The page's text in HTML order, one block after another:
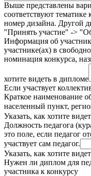
Выше представлены
соответствуют
номер дизайна. Другой
"Принять участие" ->
Информация об
участнике(ах) в
номинация конкурса,
хотите видеть в дипломе
Если участвует
Краткое наименование
населенный пункт,
Указать, как хотите
Должность педагога
это поле, если педагог
участвует сам педагог.
Указать, как хотите
Нужен ли диплом для
участника к конкурсу